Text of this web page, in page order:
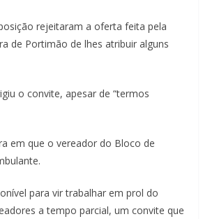
rejeitaram a oferta feita pela
de Portimão de lhes atribuir alguns
o convite, apesar de “termos
em que o vereador do Bloco de
para vir trabalhar em prol do
a tempo parcial, um convite que